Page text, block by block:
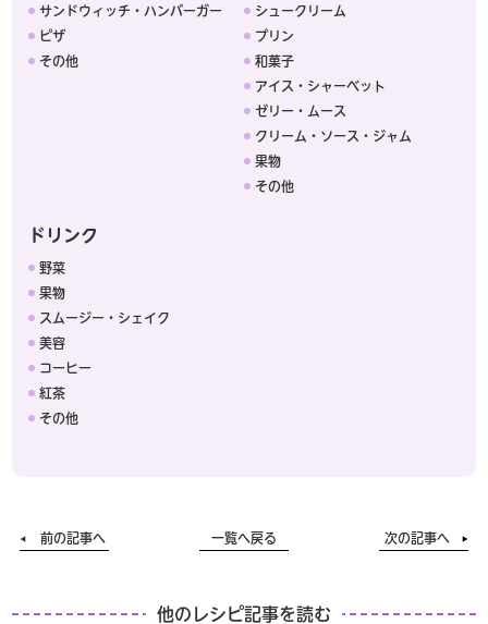
サンドウィッチ・ハンバーガー
ピザ
その他
シュークリーム
プリン
和菓子
アイス・シャーベット
ゼリー・ムース
クリーム・ソース・ジャム
果物
その他
ドリンク
野菜
果物
スムージー・シェイク
美容
コーヒー
紅茶
その他
前の記事へ 一覧へ戻る 次の記事へ
他のレシピ記事を読む